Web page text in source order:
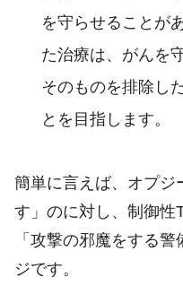
を守らせることが
た治療は、がんを
そのものを排除し
とを目指します。
簡単に言えば、オプジ
す」のに対し、制御性
「攻撃の邪魔をする
ジです。